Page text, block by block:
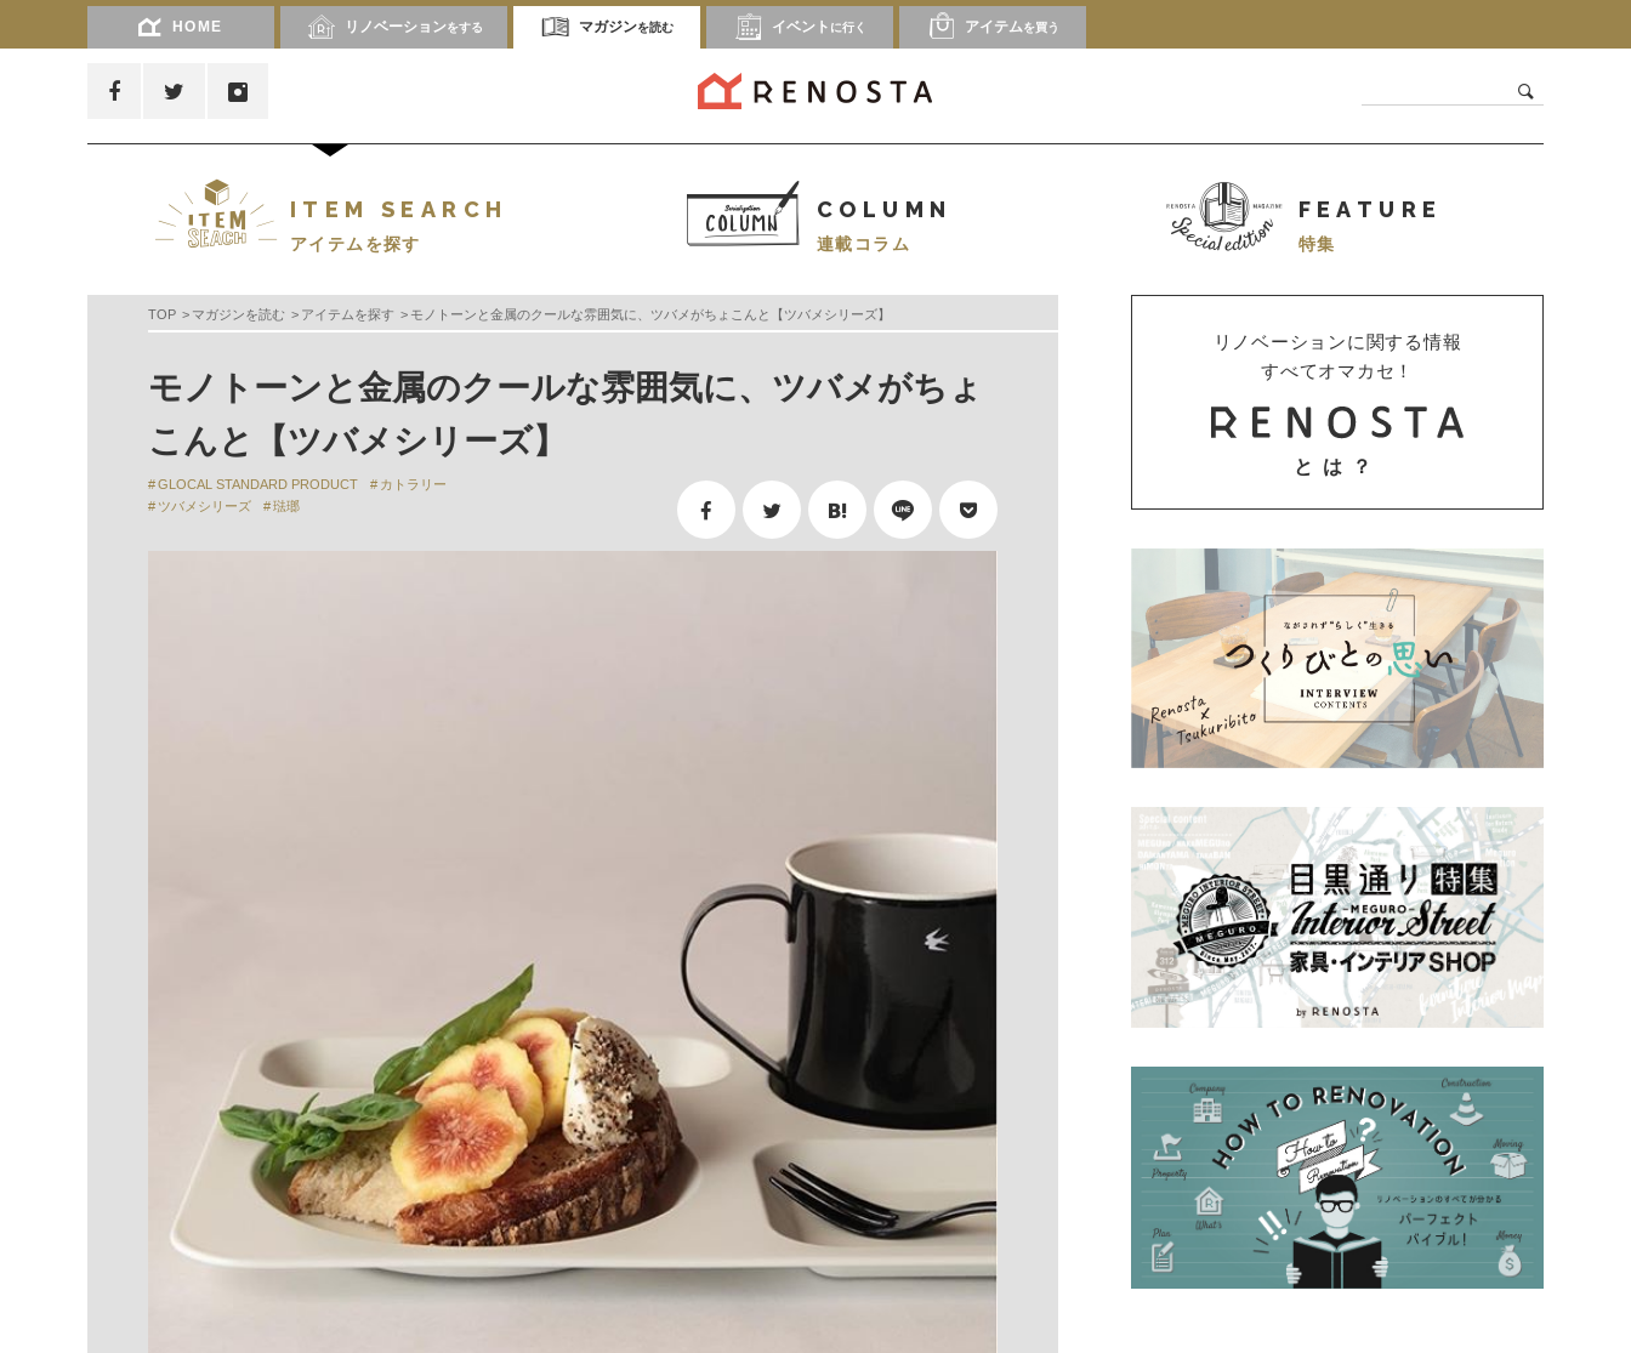
HOME リノベーションをする マガジンを読む イベント に行く アイテムを買う
ITEM SEARCH
アイテムを探す
COLUMN
連載コラム
FEATURE
特集
TOP マガジンを読む アイテムを探す モノトーンと金属のクールな雰囲気に、ツバメがちょこんと【ツバメシリーズ】
モノトーンと金属のクールな雰囲気に、ツバメがちょ
こんと【ツバメシリーズ】
GLOCAL STANDARD PRODUCT
カトラリー
ツバメシリーズ
琺瑯
リノベーションに関する情報
すべてオマカセ！
とは？